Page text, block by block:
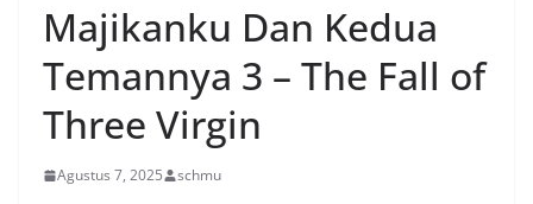
Majikanku Dan Kedua
Temannya 3 – The Fall of
Three Virgin
Agustus 7, 2025 schmu